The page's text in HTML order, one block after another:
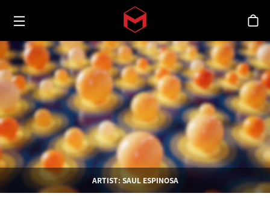
Skip to main content
Toggle menu
シ
ARTIST: SAUL ESPINOSA